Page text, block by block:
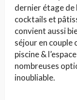
dernier étage
cocktails et
convient aussi
séjour en couple
piscine &
nombreuses
inoubliable.